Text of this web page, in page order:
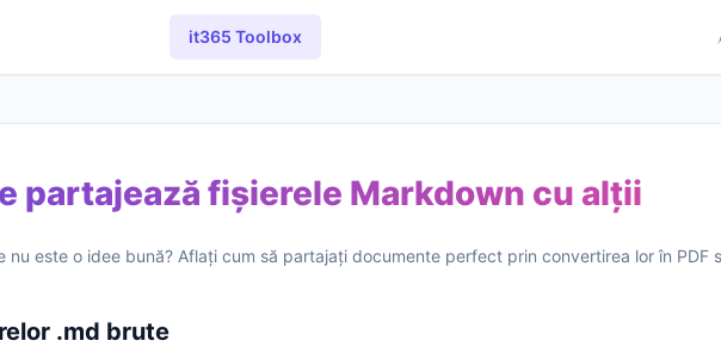
it365 Toolbox
partajează fișierele Markdown cu alții
nu este o idee bună? Aflați cum să partajați documente perfect prin convertirea lor în PDF
.md brute